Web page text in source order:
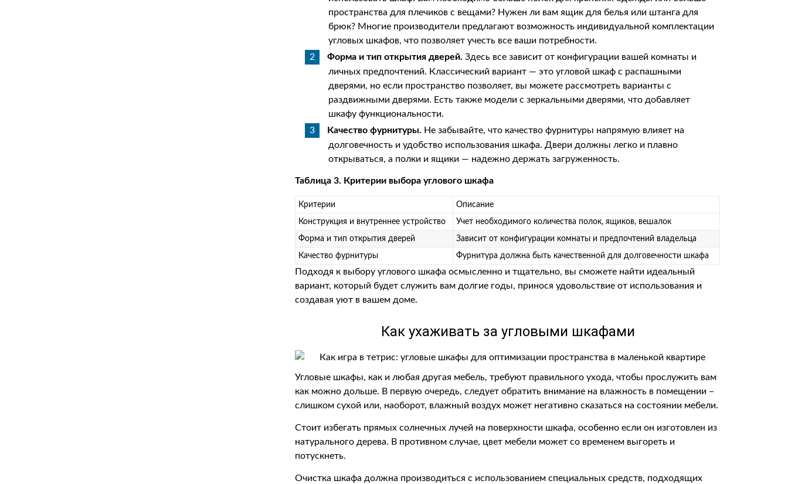
пространства для плечиков с вещами? Нужен ли вам ящик для белья или штанга для
брюк? Многие производители предлагают возможность индивидуальной комплектации
угловых шкафов, что позволяет учесть все ваши потребности.
Форма и тип открытия дверей. Здесь все зависит от конфигурации вашей комнаты и
личных предпочтений. Классический вариант — это угловой шкаф с распашными
дверями, но если пространство позволяет, вы можете рассмотреть варианты с
раздвижными дверями. Есть также модели с зеркальными дверями, что добавляет
шкафу функциональности.
Качество фурнитуры. Не забывайте, что качество фурнитуры напрямую влияет на
долговечность и удобство использования шкафа. Двери должны легко и плавно
открываться, а полки и ящики — надежно держать загруженность.
Таблица 3. Критерии выбора углового шкафа
Критерии Описание
Конструкция и внутреннее устройство Учет необходимого количества полок, ящиков, вешалок
Форма и тип открытия дверей Зависит от конфигурации комнаты и предпочтений владельца
Качество фурнитуры Фурнитура должна быть качественной для долговечности шкафа
Подходя к выбору углового шкафа осмысленно и тщательно, вы сможете найти идеальный
вариант, который будет служить вам долгие годы, принося удовольствие от использования и
создавая уют в вашем доме.
Как ухаживать за угловыми шкафами
Угловые шкафы, как и любая другая мебель, требуют правильного ухода, чтобы прослужить вам
как можно дольше. В первую очередь, следует обратить внимание на влажность в помещении –
слишком сухой или, наоборот, влажный воздух может негативно сказаться на состоянии мебели.
Стоит избегать прямых солнечных лучей на поверхности шкафа, особенно если он изготовлен из
натурального дерева. В противном случае, цвет мебели может со временем выгореть и
потускнеть.
Очистка шкафа должна производиться с использованием специальных средств, подходящих